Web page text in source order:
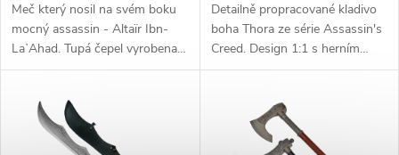
Meč který nosil na svém boku
mocný assassin - Altaïr Ibn-
LaʼAhad. Tupá čepel vyrobena z
nerezové oceli, rukojeť omotaná
ocelovým povrchem.
Detailně propracované kladivo
boha Thora ze série Assassin's
Creed. Design 1:1 s herním
originálem, jenž se podobá i